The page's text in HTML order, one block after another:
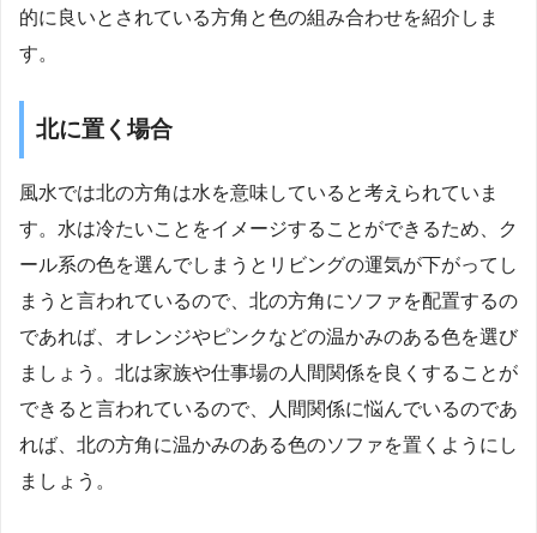
的に良いとされている方角と色の組み合わせを紹介しま
す。
北に置く場合
風水では北の方角は水を意味していると考えられていま
す。水は冷たいことをイメージすることができるため、ク
ール系の色を選んでしまうとリビングの運気が下がってし
まうと言われているので、北の方角にソファを配置するの
であれば、オレンジやピンクなどの温かみのある色を選び
ましょう。北は家族や仕事場の人間関係を良くすることが
できると言われているので、人間関係に悩んでいるのであ
れば、北の方角に温かみのある色のソファを置くようにし
ましょう。